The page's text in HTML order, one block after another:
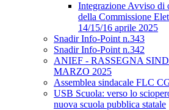
Integrazione Avviso di
della Commissione
14/15/16 aprile 2025
Snadir Info-Point n.343
Snadir Info-Point n.342
ANIEF - RASSEGNA
MARZO 2025
Assemblea sindacale FLC
USB Scuola: verso lo
nuova scuola pubblica statale